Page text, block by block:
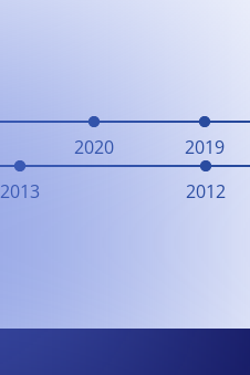
2020 2019
2013 2012